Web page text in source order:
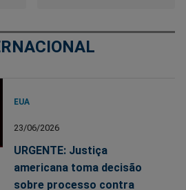
EUA
23/06/2026
URGENTE: Justiça
americana toma decisão
sobre processo contra